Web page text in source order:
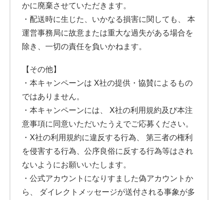
かに廃棄させていただきます。
・配送時に生じた、いかなる損害に関しても、 本
運営事務局に故意または重大な過失がある場合を
除き、一切の責任を負いかねます。
【その他】
・本キャンペーンは X社の提供・協賛によるもの
ではありません。
・本キャンペーンには、 X社の利用規約及び本注
意事項に同意いただいたうえでご応募ください。
・X社の利用規約に違反する行為、 第三者の権利
を侵害する行為、公序良俗に反する行為等はされ
ないようにお願いいたします。
・公式アカウントになりすました偽アカウントか
ら、 ダイレクトメッセージが送付される事象が多